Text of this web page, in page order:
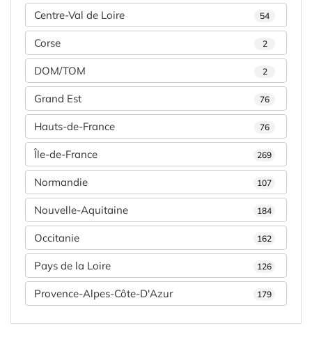
Centre-Val de Loire 54
Corse 2
DOM/TOM 2
Grand Est 76
Hauts-de-France 76
Île-de-France 269
Normandie 107
Nouvelle-Aquitaine 184
Occitanie 162
Pays de la Loire 126
Provence-Alpes-Côte-D'Azur 179